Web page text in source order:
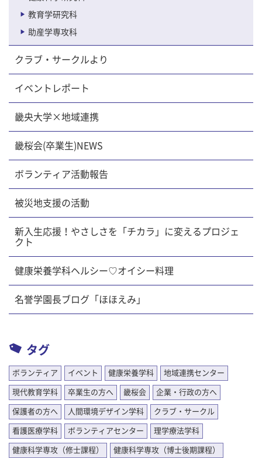
教育学研究科
助産学専攻科
クラブ・サークルより
イベントレポート
畿央大学×地域連携
畿桜会(卒業生)NEWS
ボランティア活動報告
被災地支援の活動
新入生応援！やさしさを「チカラ」に変えるプロジェ
クト
健康栄養学科ヘルシー♡オイシー料理
名誉学園長ブログ「ほほえみ」
タグ
ボランティア イベント 健康栄養学科 地域連携センター
現代教育学科 卒業生の方へ 畿桜会 企業・行政の方へ
保護者の方へ 人間環境デザイン学科 クラブ・サークル
看護医療学科 ボランティアセンター 理学療法学科
健康科学専攻（修士課程） 健康科学専攻（博士後期課程）